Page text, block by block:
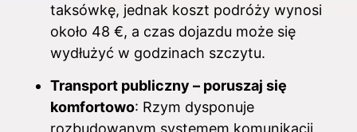
taksówkę, jednak koszt podróży wynosi
około 48 €, a czas dojazdu może się
wydłużyć w godzinach szczytu.
Transport publiczny – poruszaj się
komfortowo: Rzym dysponuje
rozbudowanym systemem komunikacji